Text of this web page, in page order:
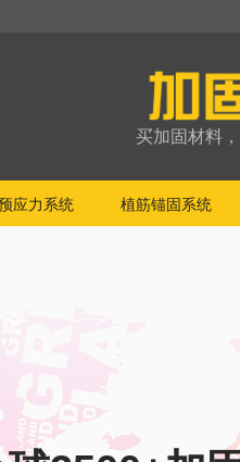
买加固材料
应力系统 植筋锚固系统